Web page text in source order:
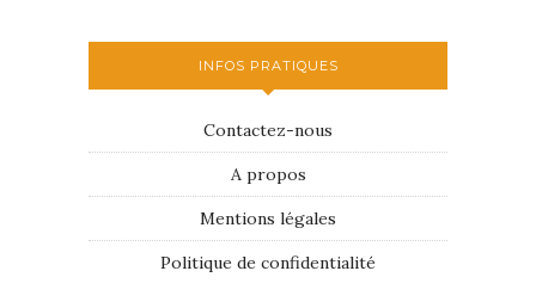
INFOS PRATIQUES
Contactez-nous
A propos
Mentions légales
Politique de confidentialité